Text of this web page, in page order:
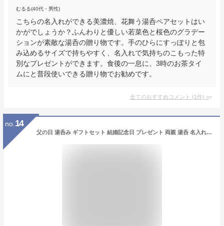
むるる(40代・男性)
こちらの名入れができる美濃焼、花舞う湯呑ペアセットはい
かがでしょうか？ふんわりと優しい若菜色と桜色のグラデー
ションが素敵な湯呑の贈り物です。手のひらにすっぽりと包
み込めるサイズで持ちやすく、名入れで気持ちのこもった特
別なプレゼントができます。食後の一息に、3時のお茶タイ
ムにと普段使いできる贈り物でお勧めです。
全てのおすすめコメント (1件) >
no. 14
父の日 湯呑み ギフトセット 結婚記念日 プレゼント 両親 湯呑 名入れ ペア 若狭塗箸 夫婦箸 ギフト 送料無料 【 若狭塗 ふくろう 箸 夫婦湯呑 4点 セット お箸 ペアセット 】 名前入り 陶器 日本製 湯飲み 食器 フクロウ 湯のみ 夫婦 還暦 古希 喜寿 傘寿 祝い 祖父母